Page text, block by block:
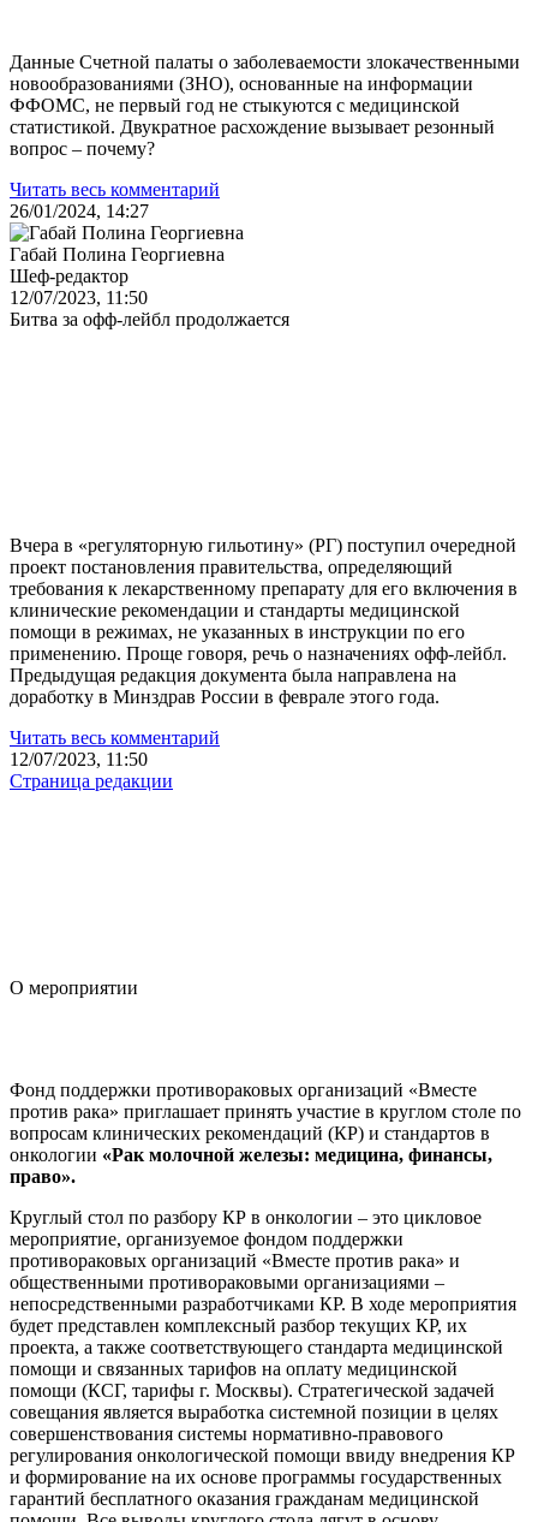
Данные Счетной палаты о заболеваемости злокачественными
новообразованиями (ЗНО), основанные на информации
ФФОМС, не первый год не стыкуются с медицинской
статистикой. Двукратное расхождение вызывает резонный
вопрос – почему?
Читать весь комментарий
26/01/2024, 14:27
Габай Полина Георгиевна
Шеф-редактор
12/07/2023, 11:50
Битва за офф-лейбл продолжается
Вчера в «регуляторную гильотину» (РГ) поступил очередной
проект постановления правительства, определяющий
требования к лекарственному препарату для его включения в
клинические рекомендации и стандарты медицинской
помощи в режимах, не указанных в инструкции по его
применению. Проще говоря, речь о назначениях офф-лейбл.
Предыдущая редакция документа была направлена на
доработку в Минздрав России в феврале этого года.
Читать весь комментарий
12/07/2023, 11:50
Страница редакции
О мероприятии
Фонд поддержки противораковых организаций «Вместе
против рака» приглашает принять участие в круглом столе по
вопросам клинических рекомендаций (КР) и стандартов в
онкологии «Рак молочной железы: медицина, финансы,
право».
Круглый стол по разбору КР в онкологии – это цикловое
мероприятие, организуемое фондом поддержки
противораковых организаций «Вместе против рака» и
общественными противораковыми организациями –
непосредственными разработчиками КР. В ходе мероприятия
будет представлен комплексный разбор текущих КР, их
проекта, а также соответствующего стандарта медицинской
помощи и связанных тарифов на оплату медицинской
помощи (КСГ, тарифы г. Москвы). Стратегической задачей
совещания является выработка системной позиции в целях
совершенствования системы нормативно-правового
регулирования онкологической помощи ввиду внедрения КР
и формирование на их основе программы государственных
гарантий бесплатного оказания гражданам медицинской